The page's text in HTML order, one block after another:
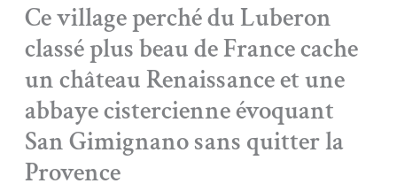
Ce village perché du Luberon
classé plus beau de France cache
un château Renaissance et une
abbaye cistercienne évoquant
San Gimignano sans quitter la
Provence